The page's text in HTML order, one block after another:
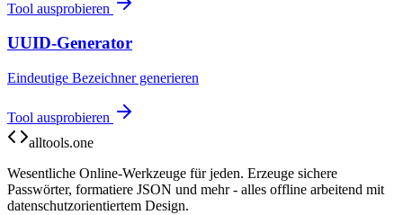
Tool ausprobieren
UUID-Generator
Eindeutige Bezeichner generieren
Tool ausprobieren
alltools.one
Wesentliche Online-Werkzeuge für jeden. Erzeuge sichere
Passwörter, formatiere JSON und mehr - alles offline arbeitend mit
datenschutzorientiertem Design.